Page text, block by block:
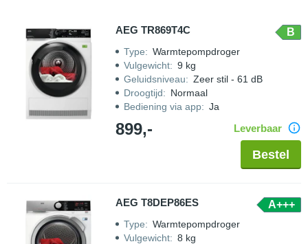
AEG TR869T4C B
Type: Warmtepompdroger
Vulgewicht: 9 kg
Geluidsniveau: Zeer stil - 61 dB
Droogtijd: Normaal
Bediening via app: Ja
899,- Leverbaar
Bestel
AEG T8DEP86ES A+++
Type: Warmtepompdroger
Vulgewicht: 8 kg